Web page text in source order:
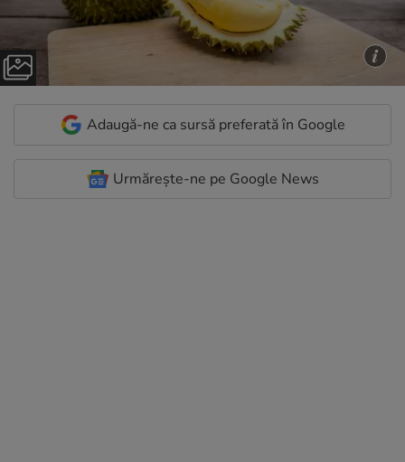
Adaugă-ne ca sursă preferată în Google
Urmărește-ne pe Google News